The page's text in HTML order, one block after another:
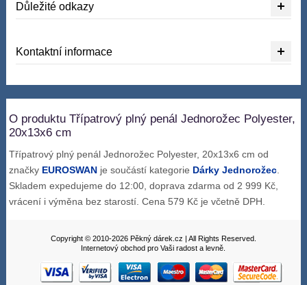
Důležité odkazy
Kontaktní informace
O produktu Třípatrový plný penál Jednorožec Polyester,
20x13x6 cm
Třípatrový plný penál Jednorožec Polyester, 20x13x6 cm od
značky EUROSWAN je součástí kategorie Dárky Jednorožec
Skladem expedujeme do 12:00, doprava zdarma od 2 999 Kč,
vrácení i výměna bez starostí. Cena 579 Kč je včetně DPH.
Copyright © 2010-2026 Pěkný dárek.cz | All Rights Reserved.
Internetový obchod pro Vaši radost a levně.